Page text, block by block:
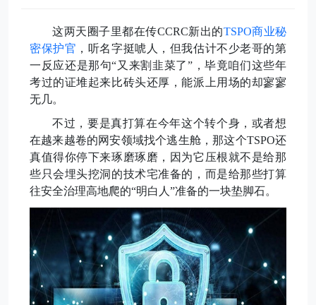
这两天圈子里都在传CCRC新出的TSPO商业秘
密保护官 ，听名字挺唬人，但我估计不少老哥的第
一反应还是那句“又来割韭菜了”，毕竟咱们这些年
考过的证堆起来比砖头还厚，能派上用场的却寥寥
无几。
不过 ， 要是真打算在今年这个转个身，或者想
在越来越卷的网安领域找个逃生舱，那这个TSPO还
真值得你停下来琢磨琢磨，因为它压根就不是给那
些只会埋头挖洞的技术宅准备的，而是给那些打算
往安全治理高地爬的“明白人”准备的一块垫脚石。